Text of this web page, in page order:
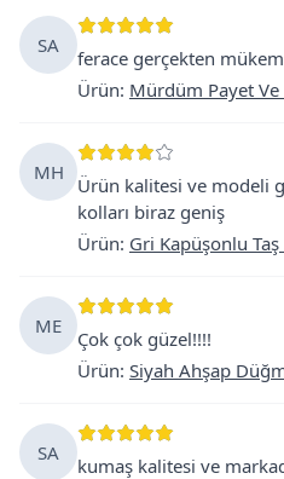
SA
ferace gerçekten
Ürün: Mürdüm Payet Ve
MH
Ürün kalitesi ve modeli
kolları biraz geniş
Ürün: Gri Kapüşonlu
ME
Çok çok güzel!!!!
Ürün: Siyah Ahşap
SA
kumaş kalitesi ve